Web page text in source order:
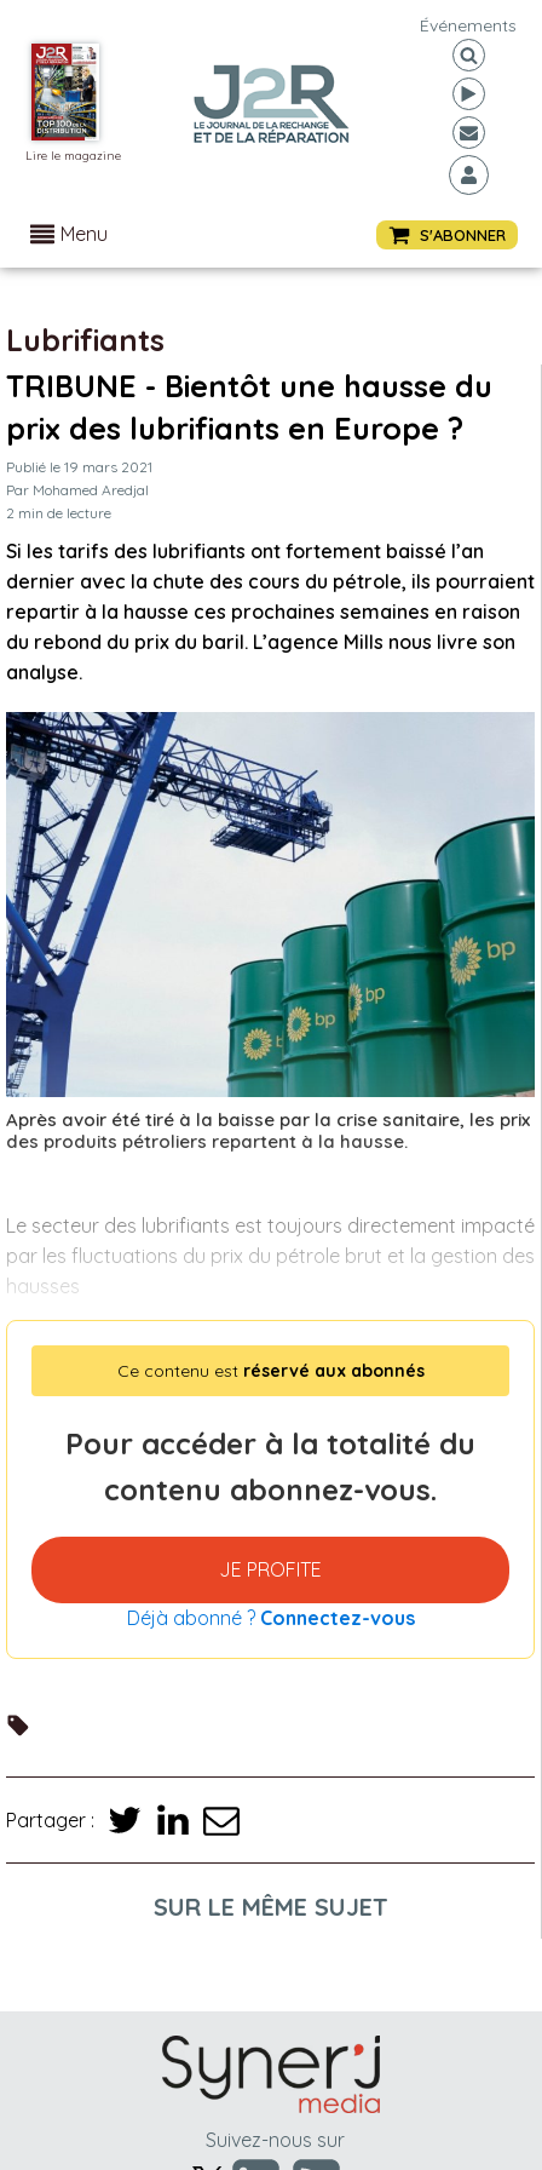
Lire le magazine
Événements
Menu S'ABONNER
Lubrifiants
TRIBUNE - Bientôt une hausse du
prix des lubrifiants en Europe ?
Publié le 19 mars 2021
Par Mohamed Aredjal
2 min de lecture
Si les tarifs des lubrifiants ont fortement baissé l’an
dernier avec la chute des cours du pétrole, ils pourraient
repartir à la hausse ces prochaines semaines en raison
du rebond du prix du baril. L’agence Mills nous livre son
analyse.
Après avoir été tiré à la baisse par la crise sanitaire, les prix
des produits pétroliers repartent à la hausse.
Le secteur des lubrifiants est toujours directement impacté
par les fluctuations du prix du pétrole brut et la gestion des
hausses
Ce contenu est réservé aux abonnés
Pour accéder à la totalité du
contenu abonnez-vous.
JE PROFITE
Déjà abonné ? Connectez-vous
Partager :
SUR LE MÊME SUJET
Suivez-nous sur